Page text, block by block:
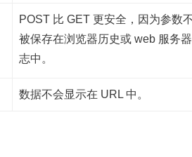
POST 比 GET 更安全，因为参数
被保存在浏览器历史或 web 服务
志中。
数据不会显示在 URL 中。